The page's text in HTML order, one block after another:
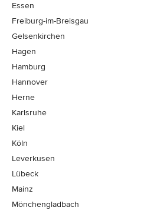
Essen
Freiburg-im-Breisgau
Gelsenkirchen
Hagen
Hamburg
Hannover
Herne
Karlsruhe
Kiel
Köln
Leverkusen
Lübeck
Mainz
Mönchen­gladbach